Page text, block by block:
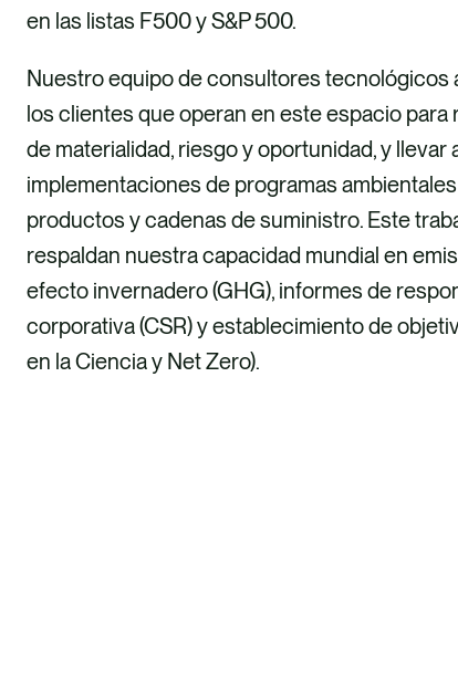
en las listas F500 y S&P 500.
Nuestro equipo de consultores tecnológicos
los clientes que operan en este espacio para
de materialidad, riesgo y oportunidad, y llevar
implementaciones de programas
productos y cadenas de suministro. Este
respaldan nuestra capacidad mundial en
efecto invernadero (GHG), informes de
corporativa (CSR) y establecimiento de
en la Ciencia y Net Zero).